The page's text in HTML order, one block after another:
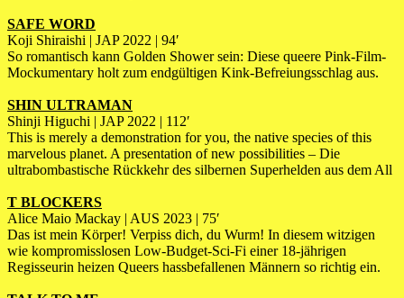
SAFE WORD
Koji Shiraishi | JAP 2022 | 94′
So romantisch kann Golden Shower sein: Diese queere Pink-Film-
Mockumentary holt zum endgültigen Kink-Befreiungsschlag aus.
SHIN ULTRAMAN
Shinji Higuchi | JAP 2022 | 112′
This is merely a demonstration for you, the native species of this
marvelous planet. A presentation of new possibilities – Die
ultrabombastische Rückkehr des silbernen Superhelden aus dem All
T BLOCKERS
Alice Maio Mackay | AUS 2023 | 75′
Das ist mein Körper! Verpiss dich, du Wurm! In diesem witzigen
wie kompromisslosen Low-Budget-Sci-Fi einer 18-jährigen
Regisseurin heizen Queers hassbefallenen Männern so richtig ein.